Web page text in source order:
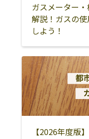
ガスメーター
解説！ガスの
しよう！
【2026年度版